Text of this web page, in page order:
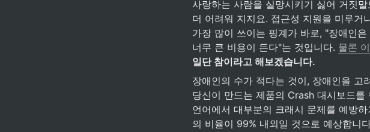
사랑하는 사람을 실망시키기 싫어 거짓
더 어려워 지지요. 접근성 지원을 미루거
가장 많이 쓰이는 핑계가 바로, "장애인
너무 큰 비용이 든다"는 것입니다. 물론
일단 참이라고 해보겠습니다.
장애인의 수가 적다는 것이, 장애인을 고
당신이 만드는 제품의 Crash 대시보드
언어에서 대부분의 크래시 문제를 예방
의 비율이 99% 내외일 것으로 예상합니